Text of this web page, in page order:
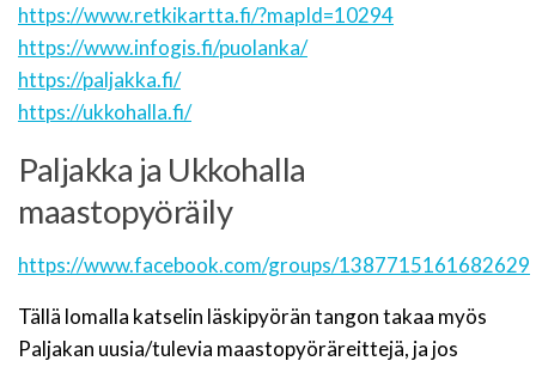
https://www.retkikartta.fi/?mapId=10294
https://www.infogis.fi/puolanka/
https://paljakka.fi/
https://ukkohalla.fi/
Paljakka ja Ukkohalla
maastopyöräily
https://www.facebook.com/groups/1387715161682629
Tällä lomalla katselin läskipyörän tangon takaa myös
Paljakan uusia/tulevia maastopyöräreittejä, ja jos